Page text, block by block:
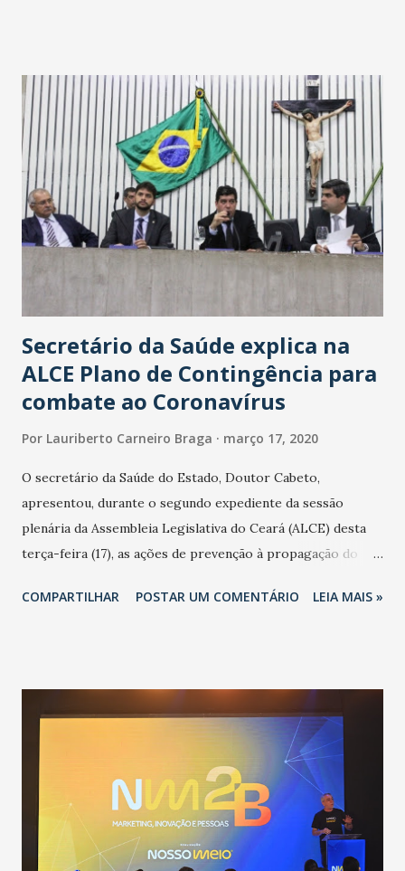
Secretário da Saúde explica na
ALCE Plano de Contingência para
combate ao Coronavírus
Por Lauriberto Carneiro Braga março 17, 2020
O secretário da Saúde do Estado, Doutor Cabeto,
apresentou, durante o segundo expediente da sessão
plenária da Assembleia Legislativa do Ceará (ALCE) desta
terça-feira (17), as ações de prevenção à propagação do
adotadas pelo Governo do Estado na contenção da
população suspeita e de cuidados com os ambientes
públicos e domiciliares. “Nós não estamos vivendo uma
epidemia comum, como temos em todos os anos, com
aumento de casos de dengue, influenza ou H1N1. Trata-se
de uma epidemia com um vírus diferente, com um poder de
contaminação maior que outros coronavírus”, apontou o
secretário. Segundo ele, é uma epidemia com chance de
COMPARTILHAR POSTAR UM COMENTÁRIO LEIA MAIS »